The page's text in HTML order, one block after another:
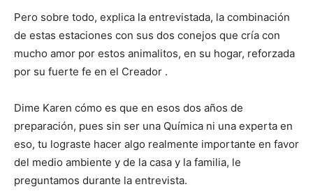
Pero sobre todo, explica la entrevistada, la combinación
de estas estaciones con sus dos conejos que cría con
mucho amor por estos animalitos, en su hogar, reforzada
por su fuerte fe en el Creador .
Dime Karen cómo es que en esos dos años de
preparación, pues sin ser una Química ni una experta en
eso, tu lograste hacer algo realmente importante en favor
del medio ambiente y de la casa y la familia, le
preguntamos durante la entrevista.